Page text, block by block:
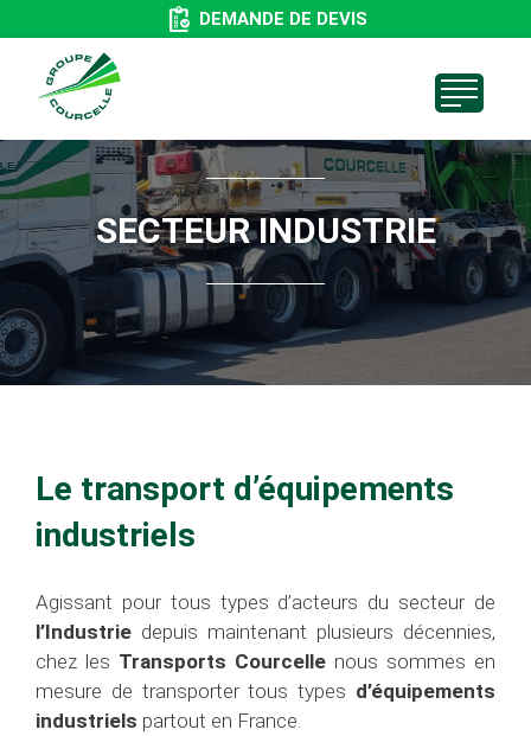
Aller
au
DEMANDE DE DEVIS
SECTEUR INDUSTRIE
Le transport d’équipements
industriels
Agissant pour tous types d’acteurs du secteur de
l’Industrie depuis maintenant plusieurs décennies,
chez les Transports Courcelle nous sommes en
mesure de transporter tous types d’équipements
industriels partout en France.